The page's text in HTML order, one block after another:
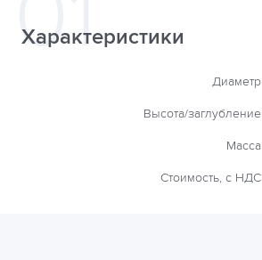
Характеристики
Диаметр
Высота/заглубление
Масса
Стоимость, с НДС